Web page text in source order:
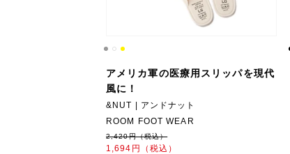
アメリカ軍の医療用スリッパを現代
風に！
&NUT | アンドナット
ROOM FOOT WEAR
2,420円（税込）
1,694円（税込）